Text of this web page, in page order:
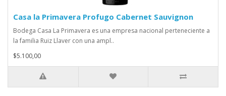
Casa la Primavera Profugo Cabernet Sauvignon
Bodega Casa La Primavera es una empresa nacional perteneciente a
la familia Ruiz Llaver con una ampl..
$5.100,00